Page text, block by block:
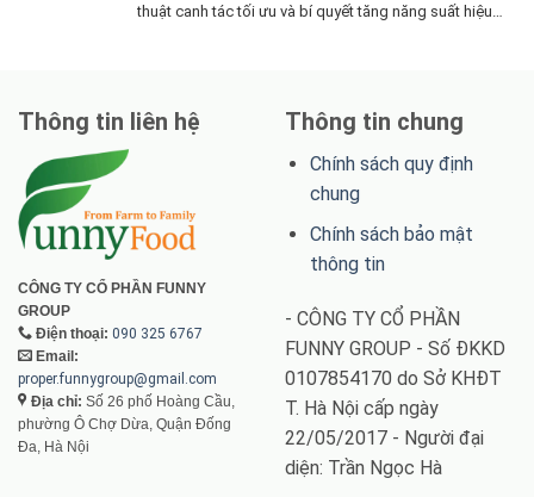
thuật canh tác tối ưu và bí quyết tăng năng suất hiệu
Thông tin liên hệ
CÔNG TY CỔ PHẦN FUNNY
GROUP
Điện thoại: 090 325 6767
Email:
proper.funnygroup@gmail.com
Địa chỉ: Số 26 phố Hoàng Cầu,
phường Ô Chợ Dừa, Quận Đống
Đa, Hà Nội
Thông tin chung
Chính sách quy định
chung
Chính sách bảo mật
thông tin
- CÔNG TY CỔ PHẦN
FUNNY GROUP - Số ĐKKD
0107854170 do Sở KHĐT
T. Hà Nội cấp ngày
22/05/2017 - Người đại
diện: Trần Ngọc Hà